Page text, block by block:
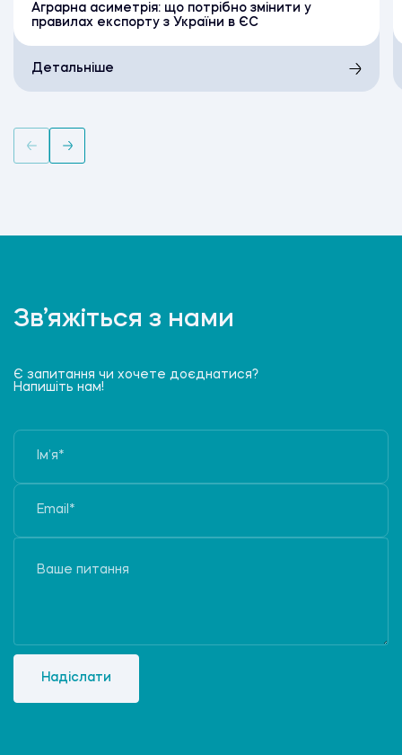
Аграрна асиметрія: що потрібно змінити у
правилах експорту з України в ЄС
Детальніше
Зв’яжіться з нами
Є запитання чи хочете доєднатися?
Напишіть нам!
Надіслати